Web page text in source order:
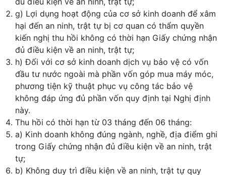
g) Lợi dụng hoạt động của cơ sở kinh doanh để xâm
hại đến an ninh, trật tự bị cơ quan có thẩm quyền
kiến nghị thu hồi không có thời hạn Giấy chứng nhận
đủ điều kiện về an ninh, trật tự;
h) Đối với cơ sở kinh doanh dịch vụ bảo vệ có vốn
đầu tư nước ngoài mà phần vốn góp mua máy móc,
phương tiện kỹ thuật phục vụ công tác bảo vệ
không đáp ứng đủ phần vốn quy định tại Nghị định
này.
Thu hồi có thời hạn từ 03 tháng đến 06 tháng:
a) Kinh doanh không đúng ngành, nghề, địa điểm ghi
trong Giấy chứng nhận đủ điều kiện về an ninh, trật
tự;
b) Không duy trì điều kiện về an ninh, trật tự quy